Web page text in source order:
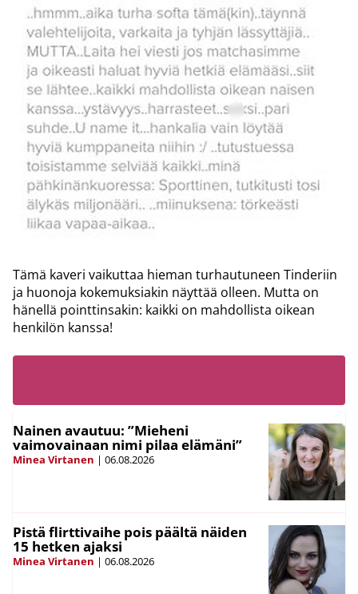
Tämä kaveri vaikuttaa hieman turhautuneen Tinderiin
ja huonoja kokemuksiakin näyttää olleen. Mutta on
hänellä pointtinsakin: kaikki on mahdollista oikean
henkilön kanssa!
Nainen avautuu: ”Mieheni
vaimovainaan nimi pilaa elämäni”
Minea Virtanen | 06.08.2026
Pistä flirttivaihe pois päältä näiden
15 hetken ajaksi
Minea Virtanen | 06.08.2026